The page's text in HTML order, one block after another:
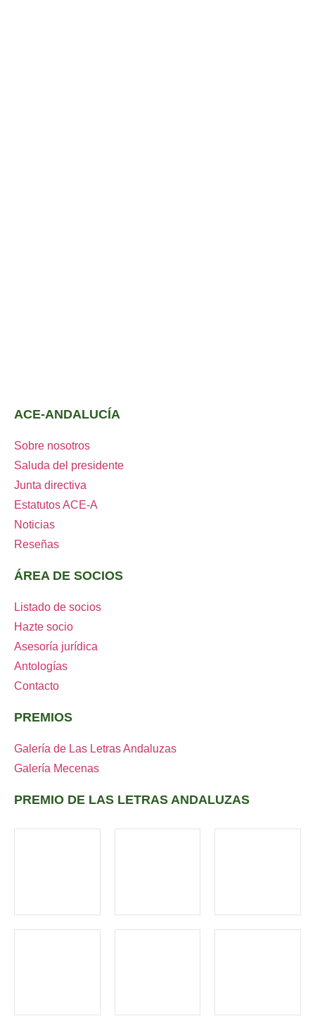
ACE-ANDALUCÍA
Sobre nosotros
Saluda del presidente
Junta directiva
Estatutos ACE-A
Noticias
Reseñas
ÁREA DE SOCIOS
Listado de socios
Hazte socio
Asesoría jurídica
Antologías
Contacto
PREMIOS
Galería de Las Letras Andaluzas
Galería Mecenas
PREMIO DE LAS LETRAS ANDALUZAS